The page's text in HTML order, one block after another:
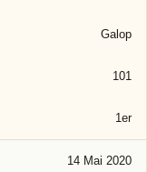
Galop
101
1er
14 Mai 2020